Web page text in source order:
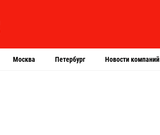
Москва Петербург Новости компаний